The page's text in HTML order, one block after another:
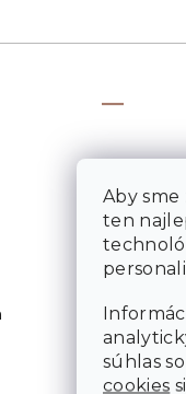
Aby
ten
súhlas
cookies